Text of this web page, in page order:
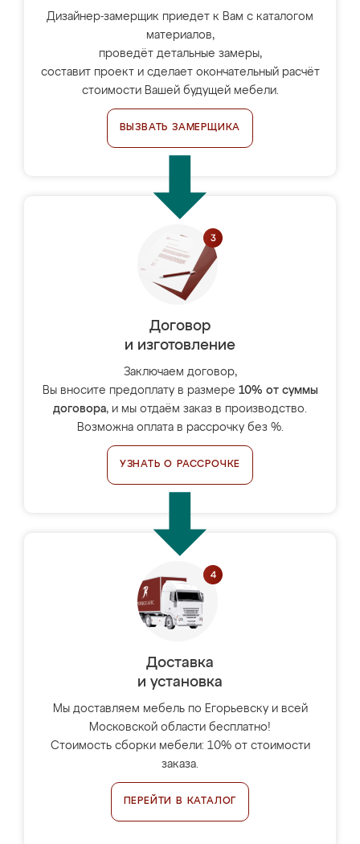
Дизайнер-замерщик приедет к Вам с каталогом
материалов,
проведёт детальные замеры,
составит проект и сделает окончательный расчёт
стоимости Вашей будущей мебели.
ВЫЗВАТЬ ЗАМЕРЩИКА
Договор
и изготовление
Заключаем договор,
Вы вносите предоплату в размере 10% от суммы
договора, и мы отдаём заказ в производство.
Возможна оплата в рассрочку без %.
УЗНАТЬ О РАССРОЧКЕ
Доставка
и установка
Мы доставляем мебель по Егорьевску и всей
Московской области бесплатно!
Стоимость сборки мебели: 10% от стоимости
заказа.
ПЕРЕЙТИ В КАТАЛОГ